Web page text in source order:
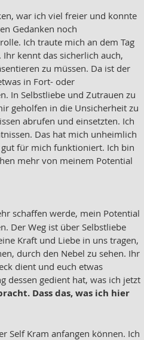
war ich viel freier und konnte
Gedanken noch
Ich traute mich an dem Tag
kennt das sicherlich auch,
zu müssen. Da ist der
in Fort- oder
In Selbstliebe und Zutrauen zu
geholfen in die Unsicherheit zu
abrufen und einsetzten. Ich
Das hat mich unheimlich
gut für mich funktioniert. Ich bin
mehr von meinem Potential
schaffen werde, mein Potential
Der Weg ist über Selbstliebe
Kraft und Liebe in uns tragen,
durch den Nebel zu sehen. Ihr
dient und euch etwas
dessen gedient hat, was ich jetzt
Dass das, was ich hier
Self Kram anfangen können. Ich